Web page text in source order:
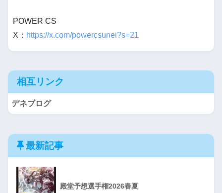
POWER CS
X： https://x.com/powercsunei?s=21
相互リンク
デネブログ
最新記事
殿堂予想選手権2026春夏